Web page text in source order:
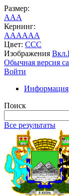
Размер:
AAA
Кернинг:
AAAAAA
Цвет: CCC
Изображения Вкл.
Обычная версия
Войти
Информация
Поиск
Все результаты